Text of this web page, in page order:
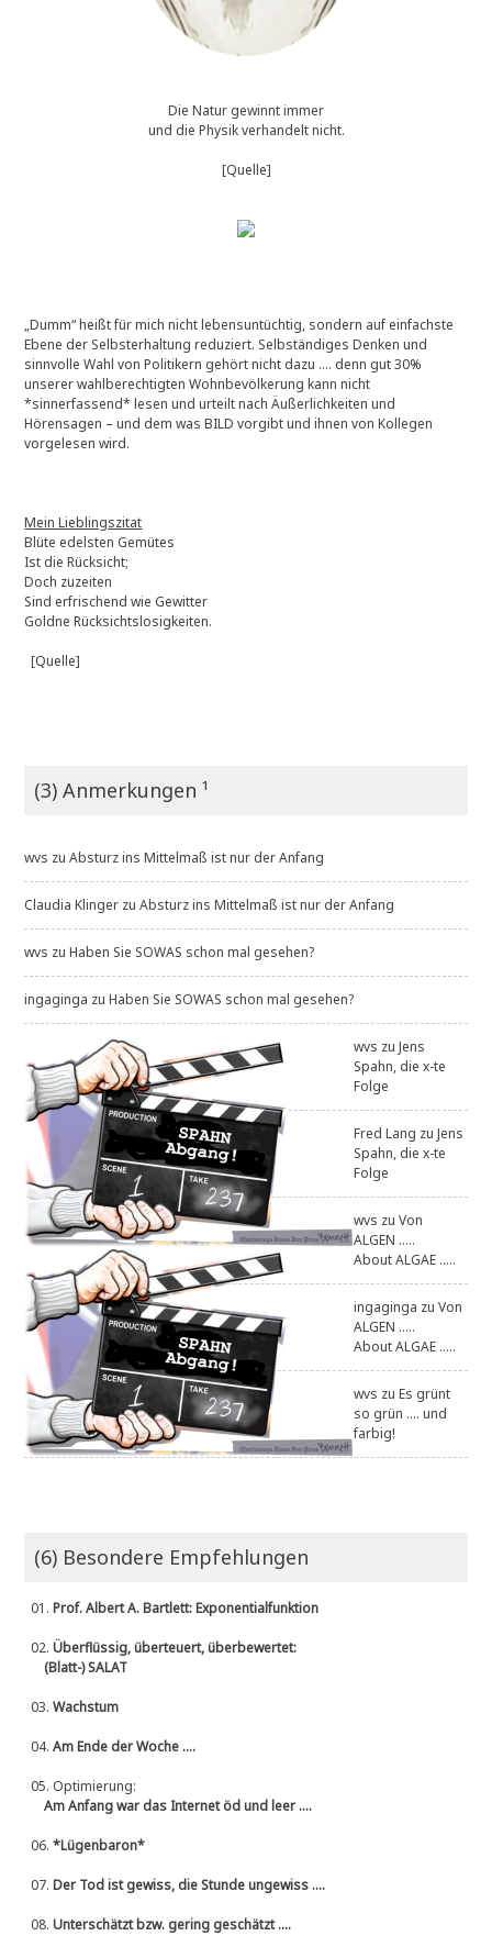
Die Natur gewinnt immer
und die Physik verhandelt nicht.
[Quelle]
„Dumm“ heißt für mich nicht lebensuntüchtig, sondern auf einfachste
Ebene der Selbsterhaltung reduziert. Selbständiges Denken und
sinnvolle Wahl von Politikern gehört nicht dazu …. denn gut 30%
unserer wahlberechtigten Wohnbevölkerung kann nicht
*sinnerfassend* lesen und urteilt nach Äußerlichkeiten und
Hörensagen – und dem was BILD vorgibt und ihnen von Kollegen
vorgelesen wird.
Mein Lieblingszitat
Blüte edelsten Gemütes
Ist die Rücksicht;
Doch zuzeiten
Sind erfrischend wie Gewitter
Goldne Rücksichtslosigkeiten.
[Quelle]
(3) Anmerkungen ¹
wvs zuAbsturz ins Mittelmaß ist nur der Anfang
Claudia Klinger zuAbsturz ins Mittelmaß ist nur der Anfang
wvs zuHaben Sie SOWAS schon mal gesehen?
ingaginga zuHaben Sie SOWAS schon mal gesehen?
wvs zuJens
Spahn, die x-te
Folge
Fred Lang zuJens
Spahn, die x-te
Folge
wvs zuVon
ALGEN .....
About ALGAE .....
ingaginga zuVon
ALGEN .....
About ALGAE .....
wvs zuEs grünt
so grün .... und
farbig!
(6) Besondere Empfehlungen
01.Prof. Albert A. Bartlett: Exponentialfunktion
02.Überflüssig, überteuert, überbewertet:
(Blatt-) SALAT
03.Wachstum
04.Am Ende der Woche ....
05. Optimierung:
Am Anfang war das Internet öd und leer ....
06.*Lügenbaron*
07.Der Tod ist gewiss, die Stunde ungewiss ....
08.Unterschätzt bzw. gering geschätzt ....